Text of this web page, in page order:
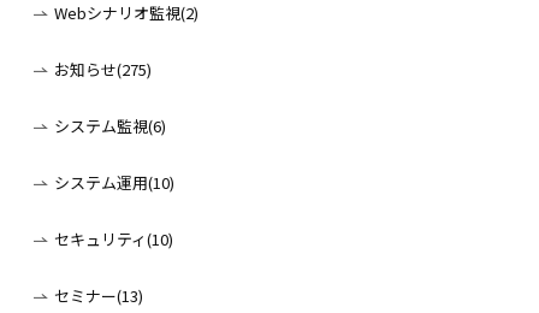
Webシナリオ監視(2)
お知らせ(275)
システム監視(6)
システム運用(10)
セキュリティ(10)
セミナー(13)